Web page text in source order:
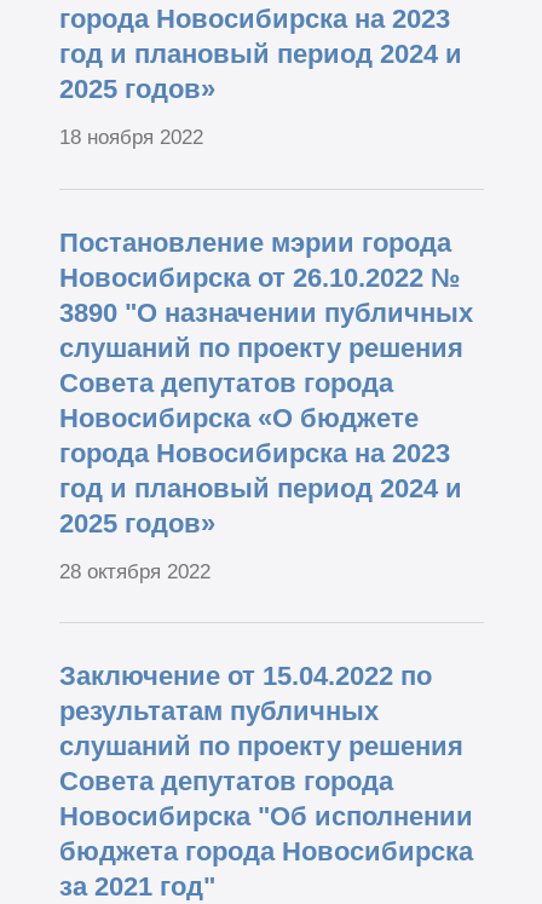
города Новосибирска на 2023
год и плановый период 2024 и
2025 годов»
18 ноября 2022
Постановление мэрии города
Новосибирска от 26.10.2022 №
3890 "О назначении публичных
слушаний по проекту решения
Совета депутатов города
Новосибирска «О бюджете
города Новосибирска на 2023
год и плановый период 2024 и
2025 годов»
28 октября 2022
Заключение от 15.04.2022 по
результатам публичных
слушаний по проекту решения
Совета депутатов города
Новосибирска "Об исполнении
бюджета города Новосибирска
за 2021 год"